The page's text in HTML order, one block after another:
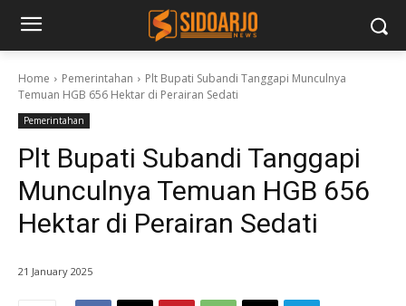
Home Pemerintahan
Plt Bupati Subandi Tanggapi Munculnya
Temuan HGB 656 Hektar di Perairan Sedati
Pemerintahan
Plt Bupati Subandi Tanggapi
Munculnya Temuan HGB 656
Hektar di Perairan Sedati
21 January 2025